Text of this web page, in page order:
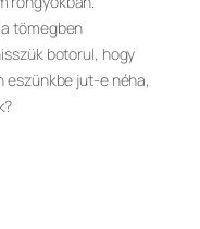
tömegben
botorul, hogy
eszünkbe jut-e néha,